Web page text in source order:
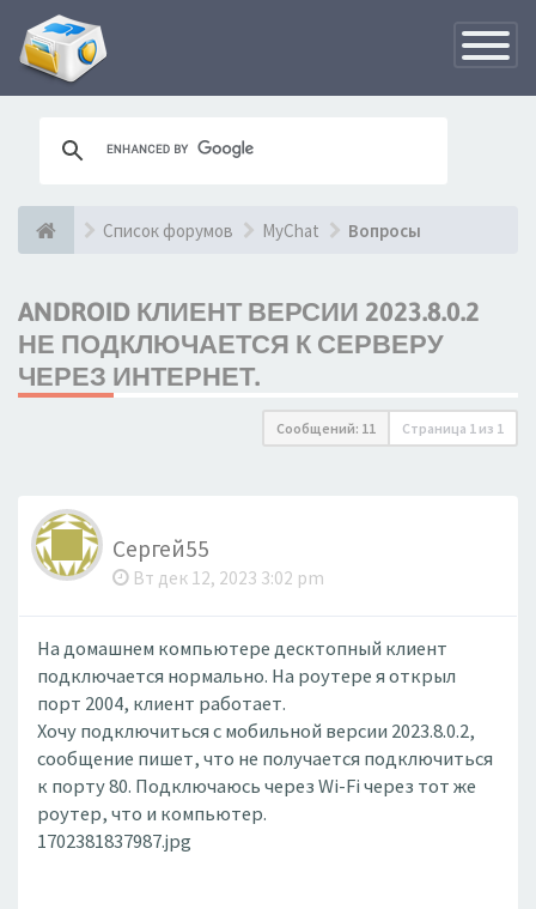
Список форумов MyChat Вопросы
ANDROID КЛИЕНТ ВЕРСИИ 2023.8.0.2
НЕ ПОДКЛЮЧАЕТСЯ К СЕРВЕРУ
ЧЕРЕЗ ИНТЕРНЕТ.
Сообщений: 11 Страница 1 из 1
Сергей55
Вт дек 12, 2023 3:02 pm
На домашнем компьютере десктопный клиент
подключается нормально. На роутере я открыл
порт 2004, клиент работает.
Хочу подключиться с мобильной версии 2023.8.0.2,
сообщение пишет, что не получается подключиться
к порту 80. Подключаюсь через Wi-Fi через тот же
роутер, что и компьютер.
1702381837987.jpg